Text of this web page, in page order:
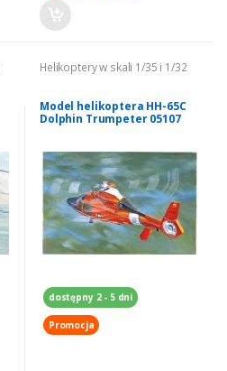
Helikoptery w skali 1/35 i 1/32
Model helikoptera HH-65C
Dolphin Trumpeter 05107
dostępny 2 - 5 dni
Promocja